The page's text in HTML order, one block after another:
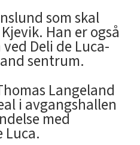
som skal
Han er også
Deli de Luca-
sentrum.
Langeland
i avgangshallen
med
Luca.